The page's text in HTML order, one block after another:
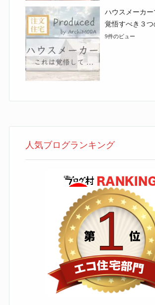
ハウスメーカ
覚悟すべき３つ
9件のビュー
人気ブログランキング